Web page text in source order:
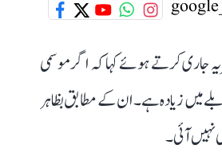
جاری کرتے ہوئے کہا کہ اگر موسمی
میں زیادہ ہے۔ ان کے مطابق بظاہر
نہیں آئی۔